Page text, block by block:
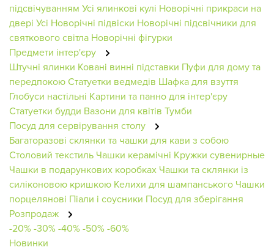
підсвічуванням Усі ялинкові кулі Новорічні прикраси на
двері Усі Новорічні підвіски Новорічні підсвічники для
святкового світла Новорічні фігурки
Предмети інтер'єру
Штучні ялинки Ковані винні підставки Пуфи для дому та
передпокоюСтатуетки ведмедів Шафка для взуття
Глобуси настільні Картини та панно для інтер'єру
Статуетки будди Вазони для квітів Тумби
Посуд для сервірування столу
Багаторазові склянки та чашки для кави з собою
Столовий текстиль Чашки керамічні Кружки сувенирные
Чашки в подарункових коробках Чашки та склянки із
силіконовою кришкою Келихи для шампанського Чашки
порцелянові Піали і соусники Посуд для зберігання
Розпродаж
-20%-30%-40%-50%-60%
Новинки